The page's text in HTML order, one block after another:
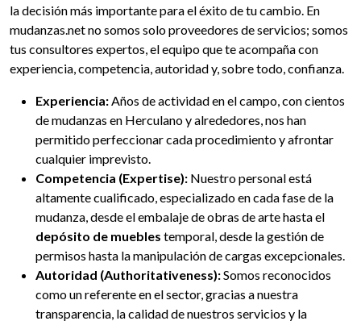
la decisión más importante para el éxito de tu cambio. En
mudanzas.net no somos solo proveedores de servicios; somos
tus consultores expertos, el equipo que te acompaña con
experiencia, competencia, autoridad y, sobre todo, confianza.
Experiencia:Años de actividad en el campo, con cientos
de mudanzas en Herculano y alrededores, nos han
permitido perfeccionar cada procedimiento y afrontar
cualquier imprevisto.
Competencia (Expertise): Nuestro personal está
altamente cualificado, especializado en cada fase de la
mudanza, desde el embalaje de obras de arte hasta el
depósito de muebles temporal, desde la gestión de
permisos hasta la manipulación de cargas excepcionales.
Autoridad (Authoritativeness):Somos reconocidos
como un referente en el sector, gracias a nuestra
transparencia, la calidad de nuestros servicios y la